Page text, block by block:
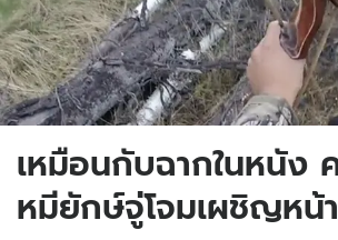
เหมือนกับฉากในหนัง
หมียักษ์จู่โจมเผชิญหน้